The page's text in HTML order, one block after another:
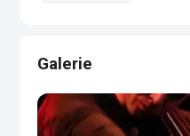
Galerie